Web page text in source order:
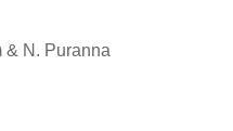
& N. Puranna